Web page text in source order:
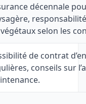
décennale
selon les
de contrat
conseils sur